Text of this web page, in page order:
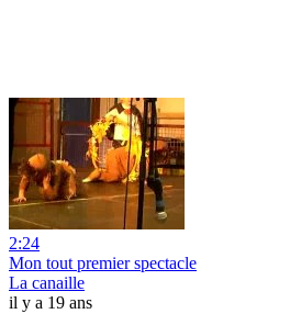
2:24
Mon tout premier spectacle
La canaille
il y a 19 ans